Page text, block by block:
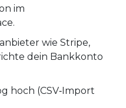
im
wie Stripe,
dein Bankkonto
hoch (CSV‑Import